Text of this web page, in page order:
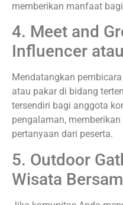
memberikan manfaat
4. Meet and
Influencer
Mendatangkan
atau pakar di bidang
tersendiri bagi anggota
pengalaman,
pertanyaan dari peserta.
5. Outdoor
Wisata